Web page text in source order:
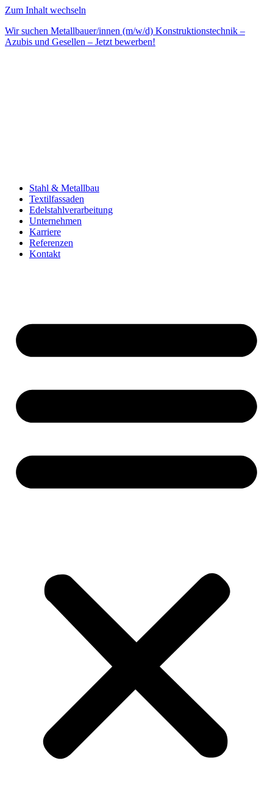
Zum Inhalt wechseln
Wir suchen Metallbauer/innen (m/w/d) Konstruktionstechnik –
Azubis und Gesellen – Jetzt bewerben!
Stahl & Metallbau
Textilfassaden
Edelstahlverarbeitung
Unternehmen
Karriere
Referenzen
Kontakt